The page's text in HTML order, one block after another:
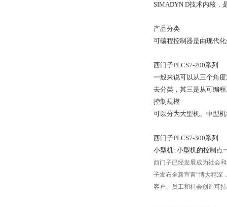
SIMADYN D技术内核，
产品分类
可编程控制器是由现代
西门子PLCS7-200系列
一般来说可以从三个角
去分类，其三是从可编
控制规模
可以分为大型机、中型
西门子PLCS7-300系列
小型机: 小型机的控制点
西门子已经发展成为社会
子发布全新宣言“博大精深
客户、员工和社会创造可